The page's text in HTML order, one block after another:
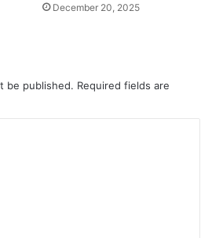
December 20, 2025
be published. Required fields are